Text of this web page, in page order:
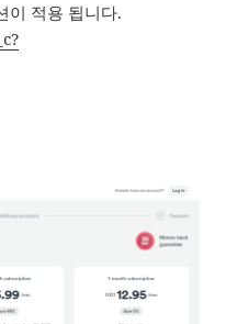
이 적용 됩니다.